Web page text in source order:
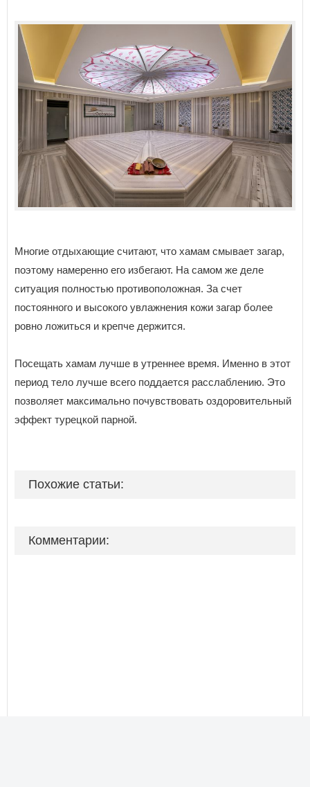
Многие отдыхающие считают, что хамам смывает загар,
поэтому намеренно его избегают. На самом же деле
ситуация полностью противоположная. За счет
постоянного и высокого увлажнения кожи загар более
ровно ложиться и крепче держится.
Посещать хамам лучше в утреннее время. Именно в этот
период тело лучше всего поддается расслаблению. Это
позволяет максимально почувствовать оздоровительный
эффект турецкой парной.
Похожие статьи:
Комментарии: